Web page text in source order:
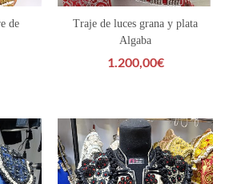
de
Traje de luces grana y plata
Algaba
1.200,00€